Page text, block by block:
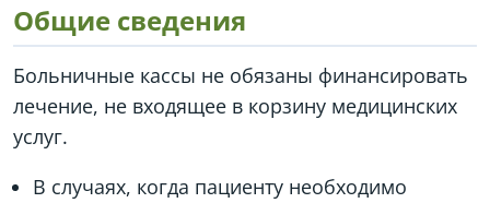
Общие сведения
Больничные кассы не обязаны финансировать
лечение, не входящее в корзину медицинских
услуг.
В случаях, когда пациенту необходимо